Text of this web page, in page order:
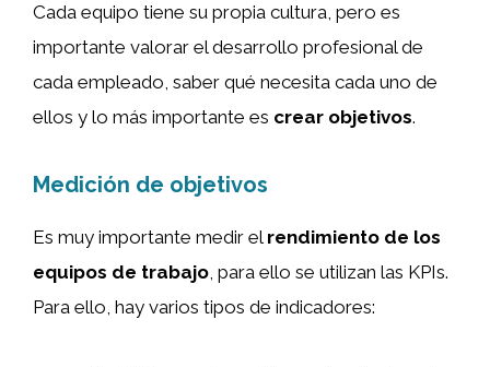
Cada equipo tiene su propia cultura, pero es
importante valorar el desarrollo profesional de
cada empleado, saber qué necesita cada uno de
ellos y lo más importante es crear objetivos.
Medición de objetivos
Es muy importante medir el rendimiento de los
equipos de trabajo, para ello se utilizan las KPIs.
Para ello, hay varios tipos de indicadores: